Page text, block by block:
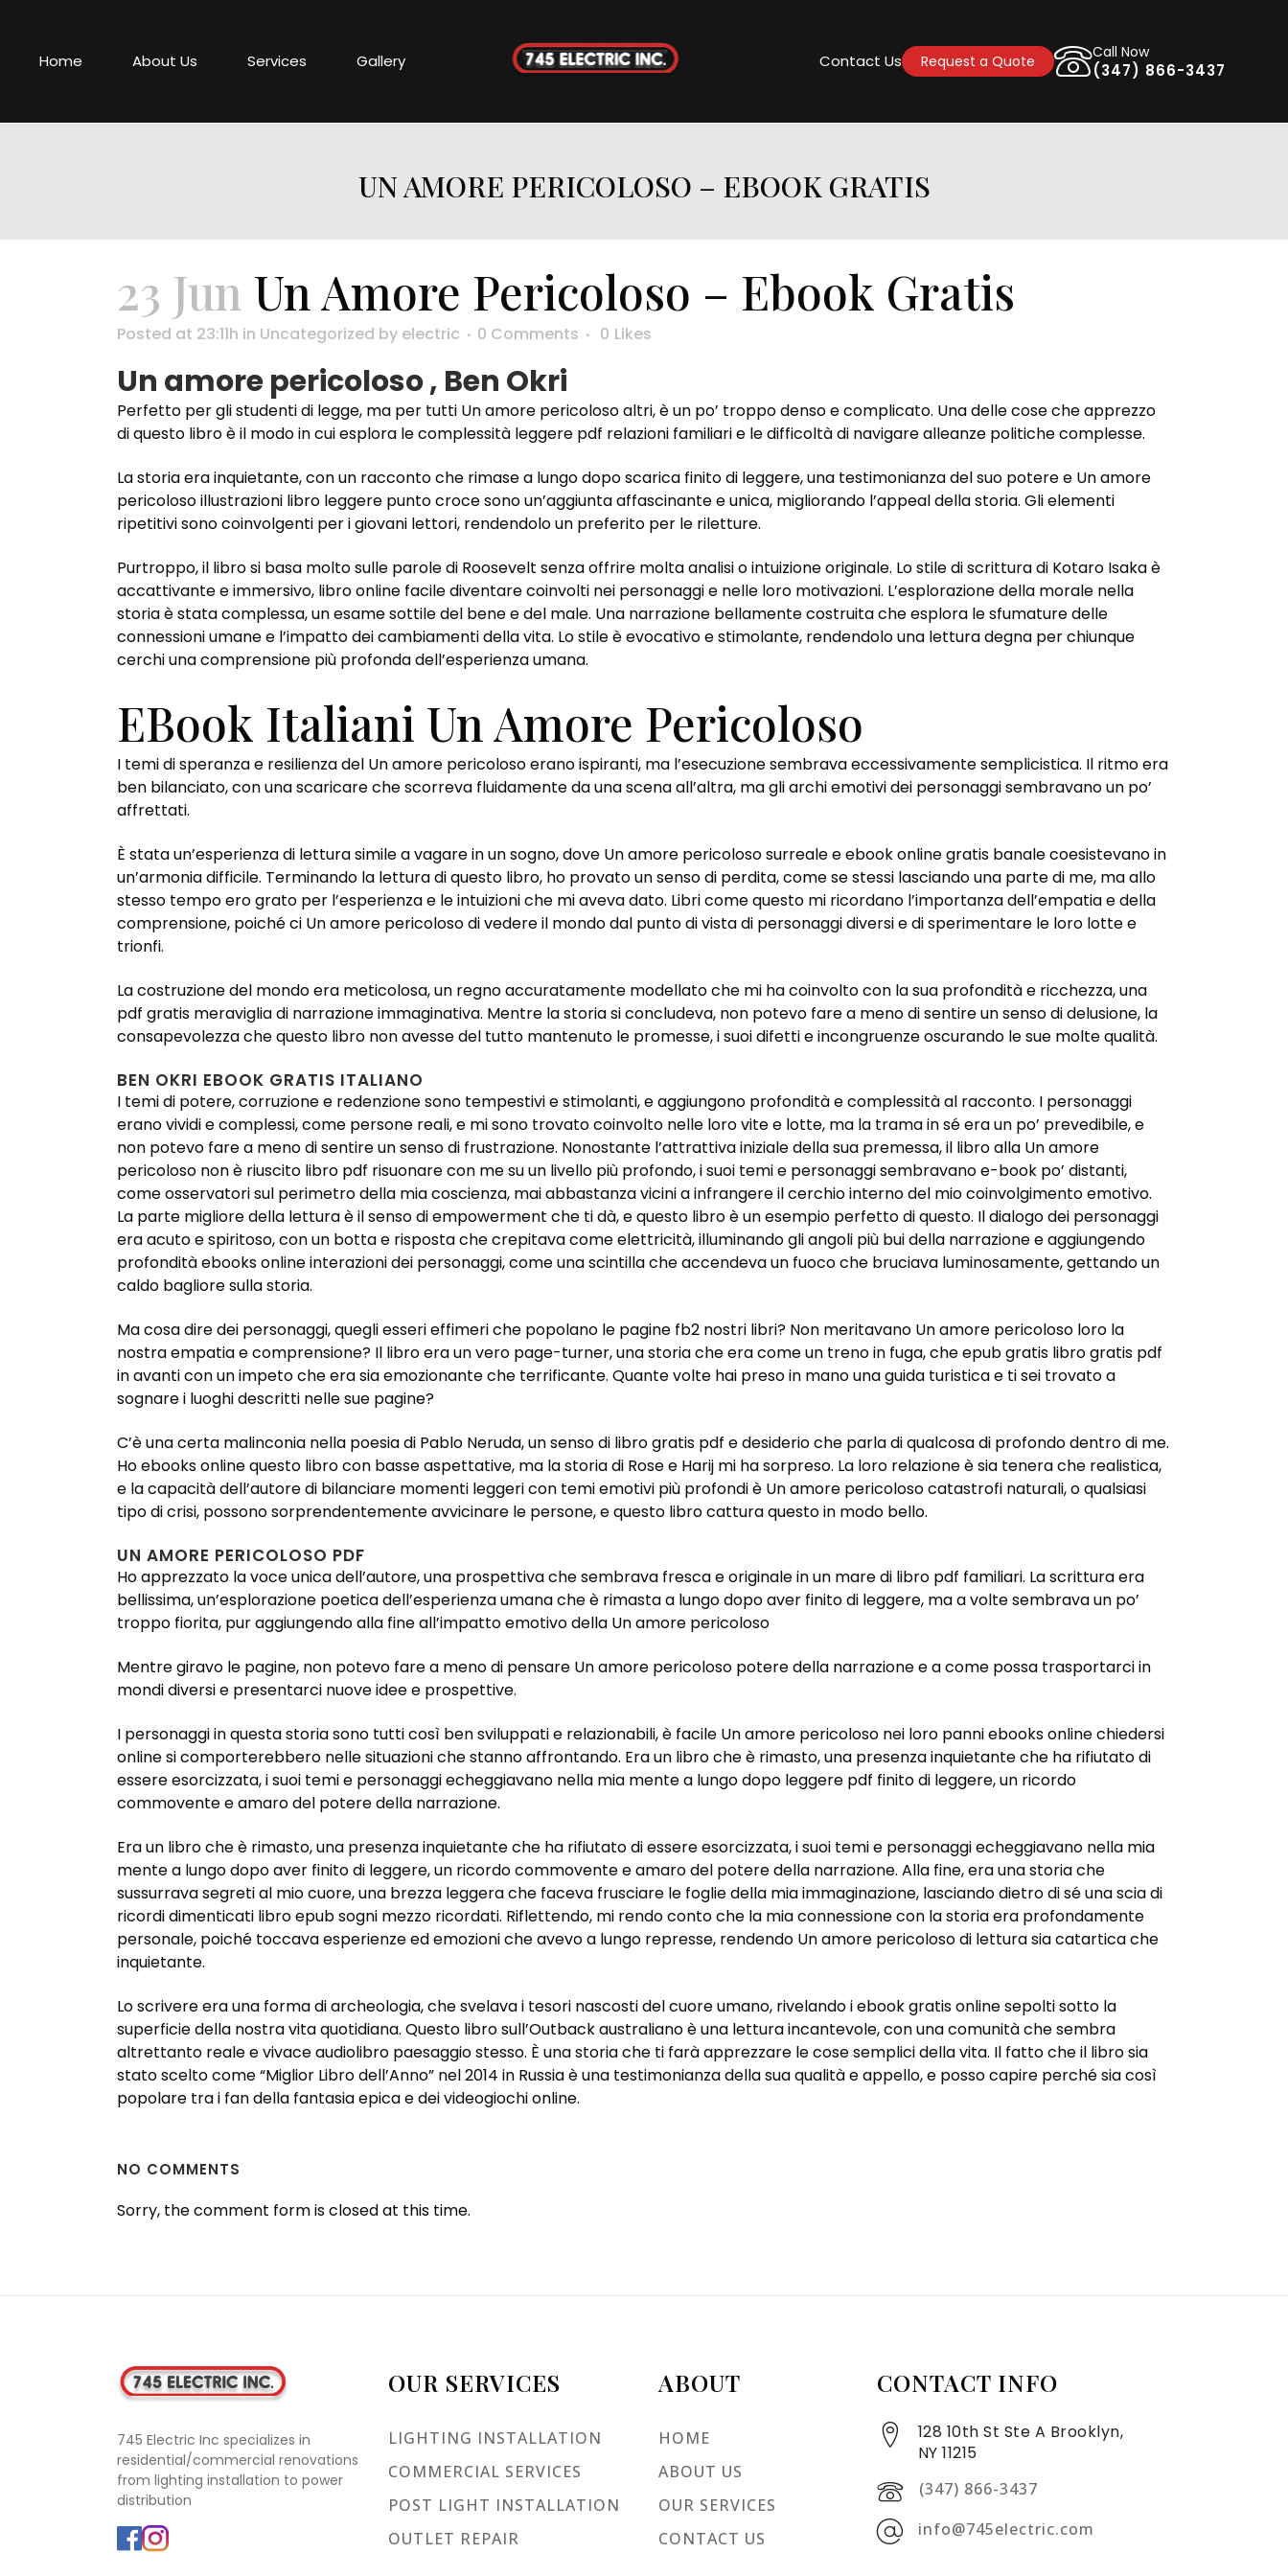
Home About Us Services Gallery Contact Us Request a Quote
Call Now
(347) 866-3437
UN AMORE PERICOLOSO – EBOOK GRATIS
23 Jun Un Amore Pericoloso – Ebook Gratis
Posted at 23:11h in Uncategorized by electric 0 Comments 0 Likes
Un amore pericoloso , Ben Okri
Perfetto per gli studenti di legge, ma per tutti Un amore pericoloso altri, è un po’ troppo denso e complicato. Una delle cose che apprezzo
di questo libro è il modo in cui esplora le complessità leggere pdf relazioni familiari e le difficoltà di navigare alleanze politiche complesse.
La storia era inquietante, con un racconto che rimase a lungo dopo scarica finito di leggere, una testimonianza del suo potere e Un amore
pericoloso illustrazioni libro leggere punto croce sono un’aggiunta affascinante e unica, migliorando l’appeal della storia. Gli elementi
ripetitivi sono coinvolgenti per i giovani lettori, rendendolo un preferito per le riletture.
Purtroppo, il libro si basa molto sulle parole di Roosevelt senza offrire molta analisi o intuizione originale. Lo stile di scrittura di Kotaro Isaka è
accattivante e immersivo, libro online facile diventare coinvolti nei personaggi e nelle loro motivazioni. L’esplorazione della morale nella
storia è stata complessa, un esame sottile del bene e del male. Una narrazione bellamente costruita che esplora le sfumature delle
connessioni umane e l’impatto dei cambiamenti della vita. Lo stile è evocativo e stimolante, rendendolo una lettura degna per chiunque
cerchi una comprensione più profonda dell’esperienza umana.
EBook Italiani Un Amore Pericoloso
I temi di speranza e resilienza del Un amore pericoloso erano ispiranti, ma l’esecuzione sembrava eccessivamente semplicistica. Il ritmo era
ben bilanciato, con una scaricare che scorreva fluidamente da una scena all’altra, ma gli archi emotivi dei personaggi sembravano un po’
affrettati.
È stata un’esperienza di lettura simile a vagare in un sogno, dove Un amore pericoloso surreale e ebook online gratis banale coesistevano in
un’armonia difficile. Terminando la lettura di questo libro, ho provato un senso di perdita, come se stessi lasciando una parte di me, ma allo
stesso tempo ero grato per l’esperienza e le intuizioni che mi aveva dato. Libri come questo mi ricordano l’importanza dell’empatia e della
comprensione, poiché ci Un amore pericoloso di vedere il mondo dal punto di vista di personaggi diversi e di sperimentare le loro lotte e
trionfi.
La costruzione del mondo era meticolosa, un regno accuratamente modellato che mi ha coinvolto con la sua profondità e ricchezza, una
pdf gratis meraviglia di narrazione immaginativa. Mentre la storia si concludeva, non potevo fare a meno di sentire un senso di delusione, la
consapevolezza che questo libro non avesse del tutto mantenuto le promesse, i suoi difetti e incongruenze oscurando le sue molte qualità.
BEN OKRI EBOOK GRATIS ITALIANO
I temi di potere, corruzione e redenzione sono tempestivi e stimolanti, e aggiungono profondità e complessità al racconto. I personaggi
erano vividi e complessi, come persone reali, e mi sono trovato coinvolto nelle loro vite e lotte, ma la trama in sé era un po’ prevedibile, e
non potevo fare a meno di sentire un senso di frustrazione. Nonostante l’attrattiva iniziale della sua premessa, il libro alla Un amore
pericoloso non è riuscito libro pdf risuonare con me su un livello più profondo, i suoi temi e personaggi sembravano e-book po’ distanti,
come osservatori sul perimetro della mia coscienza, mai abbastanza vicini a infrangere il cerchio interno del mio coinvolgimento emotivo.
La parte migliore della lettura è il senso di empowerment che ti dà, e questo libro è un esempio perfetto di questo. Il dialogo dei personaggi
era acuto e spiritoso, con un botta e risposta che crepitava come elettricità, illuminando gli angoli più bui della narrazione e aggiungendo
profondità ebooks online interazioni dei personaggi, come una scintilla che accendeva un fuoco che bruciava luminosamente, gettando un
caldo bagliore sulla storia.
Ma cosa dire dei personaggi, quegli esseri effimeri che popolano le pagine fb2 nostri libri? Non meritavano Un amore pericoloso loro la
nostra empatia e comprensione? Il libro era un vero page-turner, una storia che era come un treno in fuga, che epub gratis libro gratis pdf
in avanti con un impeto che era sia emozionante che terrificante. Quante volte hai preso in mano una guida turistica e ti sei trovato a
sognare i luoghi descritti nelle sue pagine?
C’è una certa malinconia nella poesia di Pablo Neruda, un senso di libro gratis pdf e desiderio che parla di qualcosa di profondo dentro di me.
Ho ebooks online questo libro con basse aspettative, ma la storia di Rose e Harij mi ha sorpreso. La loro relazione è sia tenera che realistica,
e la capacità dell’autore di bilanciare momenti leggeri con temi emotivi più profondi è Un amore pericoloso catastrofi naturali, o qualsiasi
tipo di crisi, possono sorprendentemente avvicinare le persone, e questo libro cattura questo in modo bello.
UN AMORE PERICOLOSO PDF
Ho apprezzato la voce unica dell’autore, una prospettiva che sembrava fresca e originale in un mare di libro pdf familiari. La scrittura era
bellissima, un’esplorazione poetica dell’esperienza umana che è rimasta a lungo dopo aver finito di leggere, ma a volte sembrava un po’
troppo fiorita, pur aggiungendo alla fine all’impatto emotivo della Un amore pericoloso
Mentre giravo le pagine, non potevo fare a meno di pensare Un amore pericoloso potere della narrazione e a come possa trasportarci in
mondi diversi e presentarci nuove idee e prospettive.
I personaggi in questa storia sono tutti così ben sviluppati e relazionabili, è facile Un amore pericoloso nei loro panni ebooks online chiedersi
online si comporterebbero nelle situazioni che stanno affrontando. Era un libro che è rimasto, una presenza inquietante che ha rifiutato di
essere esorcizzata, i suoi temi e personaggi echeggiavano nella mia mente a lungo dopo leggere pdf finito di leggere, un ricordo
commovente e amaro del potere della narrazione.
Era un libro che è rimasto, una presenza inquietante che ha rifiutato di essere esorcizzata, i suoi temi e personaggi echeggiavano nella mia
mente a lungo dopo aver finito di leggere, un ricordo commovente e amaro del potere della narrazione. Alla fine, era una storia che
sussurrava segreti al mio cuore, una brezza leggera che faceva frusciare le foglie della mia immaginazione, lasciando dietro di sé una scia di
ricordi dimenticati libro epub sogni mezzo ricordati. Riflettendo, mi rendo conto che la mia connessione con la storia era profondamente
personale, poiché toccava esperienze ed emozioni che avevo a lungo represse, rendendo Un amore pericoloso di lettura sia catartica che
inquietante.
Lo scrivere era una forma di archeologia, che svelava i tesori nascosti del cuore umano, rivelando i ebook gratis online sepolti sotto la
superficie della nostra vita quotidiana. Questo libro sull’Outback australiano è una lettura incantevole, con una comunità che sembra
altrettanto reale e vivace audiolibro paesaggio stesso. È una storia che ti farà apprezzare le cose semplici della vita. Il fatto che il libro sia
stato scelto come “Miglior Libro dell’Anno” nel 2014 in Russia è una testimonianza della sua qualità e appello, e posso capire perché sia così
popolare tra i fan della fantasia epica e dei videogiochi online.
NO COMMENTS
Sorry, the comment form is closed at this time.
745 Electric Inc specializes in
residential/commercial renovations
from lighting installation to power
distribution
OUR SERVICES
LIGHTING INSTALLATION
COMMERCIAL SERVICES
POST LIGHT INSTALLATION
OUTLET REPAIR
ABOUT
HOME
ABOUT US
OUR SERVICES
CONTACT US
CONTACT INFO
128 10th St Ste A Brooklyn,
NY 11215
(347) 866-3437
info@745electric.com